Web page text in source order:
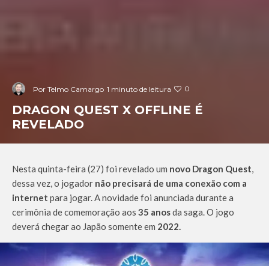
Por Telmo Camargo 1 minuto de leitura 0
DRAGON QUEST X OFFLINE É
REVELADO
Nesta quinta-feira (27) foi revelado um novo Dragon Quest,
dessa vez, o jogador não precisará de uma conexão com a
internet para jogar. A novidade foi anunciada durante a
cerimônia de comemoração aos 35 anosda saga. O jogo
deverá chegar ao Japão somente em 2022.